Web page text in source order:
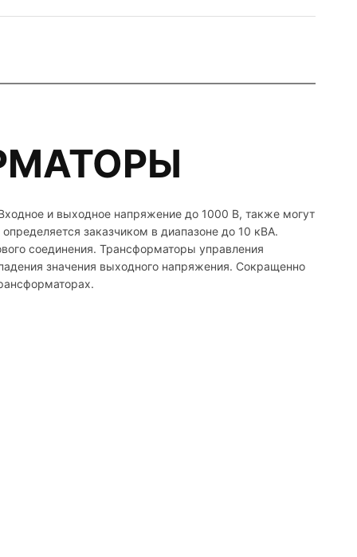
и выходное напряжение до 1000 В, также могут
заказчиком в диапазоне до 10 кВА.
соединения. Трансформаторы управления
значения выходного напряжения. Сокращенно